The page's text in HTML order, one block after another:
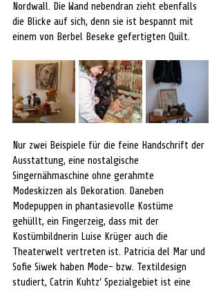
Nordwall. Die Wand nebendran zieht ebenfalls
die Blicke auf sich, denn sie ist bespannt mit
einem von Berbel Beseke gefertigten Quilt.
Nur zwei Beispiele für die feine Handschrift der
Ausstattung, eine nostalgische
Singernähmaschine ohne gerahmte
Modeskizzen als Dekoration. Daneben
Modepuppen in phantasievolle Kostüme
gehüllt, ein Fingerzeig, dass mit der
Kostümbildnerin Luise Krüger auch die
Theaterwelt vertreten ist. Patricia del Mar und
Sofie Siwek haben Mode- bzw. Textildesign
studiert, Catrin Kuhtz‘ Spezialgebiet ist eine